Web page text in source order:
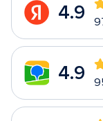
4.9
4.9